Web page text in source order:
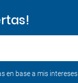
en base a mis intereses